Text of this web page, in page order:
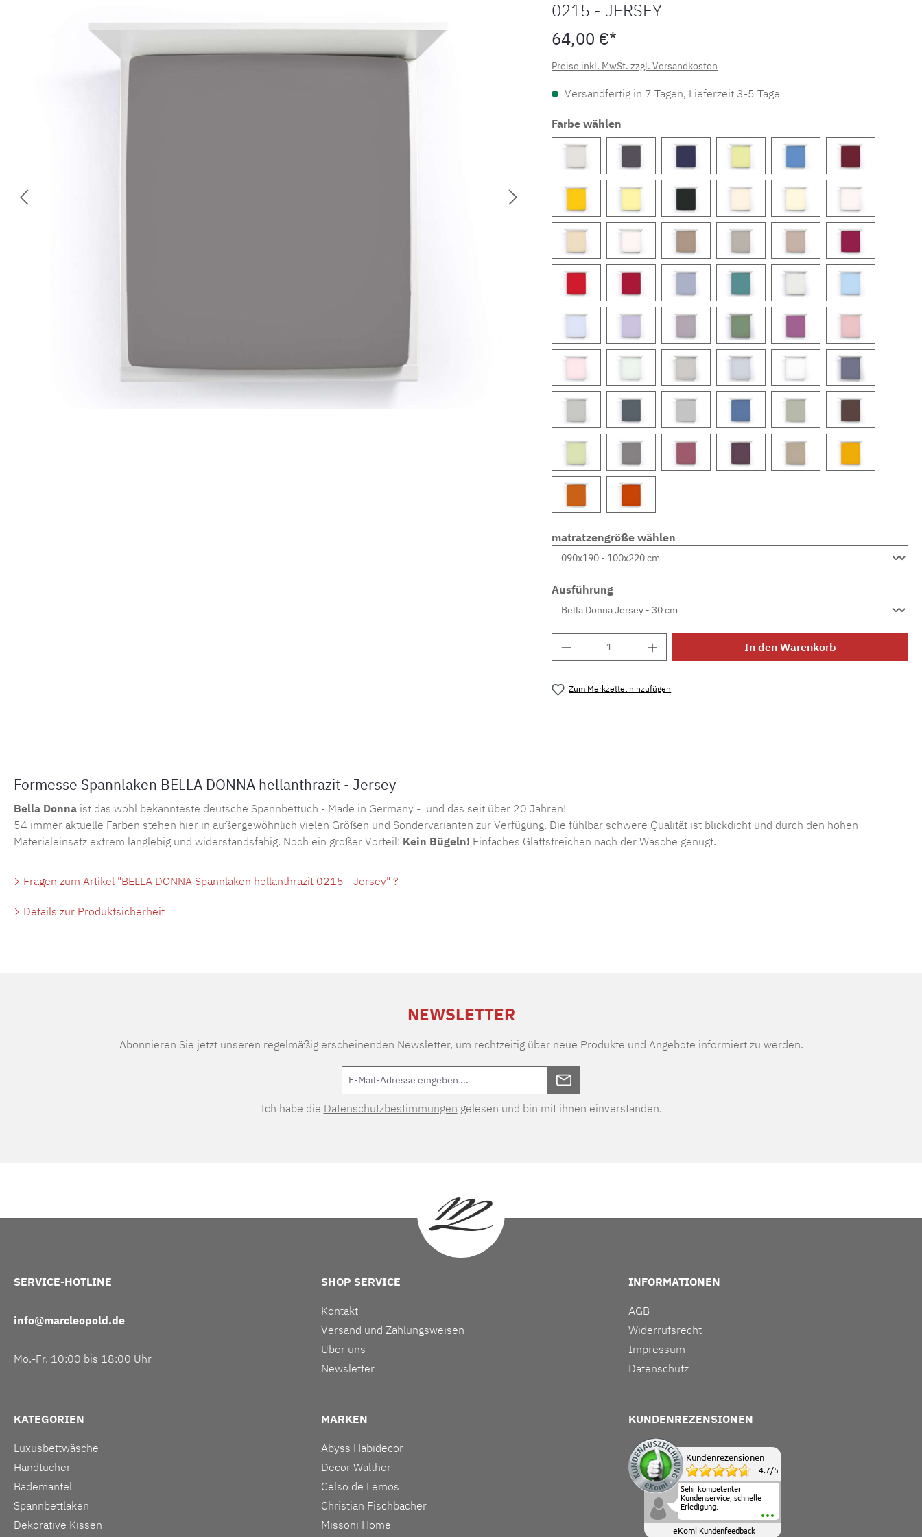
0215 - JERSEY
64,00 €*
Preise inkl. MwSt. zzgl. Versandkosten
Versandfertig in 7 Tagen, Lieferzeit 3-5 Tage
Farbe wählen
matratzengröße wählen
Ausführung
Produkt Anzahl: Gib den gewünschten Wert ein
In den Warenkorb
Zum Merkzettel hinzufügen
Formesse Spannlaken BELLA DONNA hellanthrazit - Jersey
Bella Donna ist das wohl bekannteste deutsche Spannbettuch - Made in Germany - und das seit über 20 Jahren!
54 immer aktuelle Farben stehen hier in außergewöhnlich vielen Größen und Sondervarianten zur Verfügung. Die fühlbar schwere Qualität ist blickdicht und durch den hohen
Materialeinsatz extrem langlebig und widerstandsfähig. Noch ein großer Vorteil: Kein Bügeln! Einfaches Glattstreichen nach der Wäsche genügt.
Fragen zum Artikel "BELLA DONNA Spannlaken hellanthrazit 0215 - Jersey" ?
Details zur Produktsicherheit
NEWSLETTER
Abonnieren Sie jetzt unseren regelmäßig erscheinenden Newsletter, um rechtzeitig über neue Produkte und Angebote informiert zu werden.
Ich habe die Datenschutzbestimmungen gelesen und bin mit ihnen einverstanden.
SERVICE-HOTLINE
info@marcleopold.de
Mo.-Fr. 10:00 bis 18:00 Uhr
SHOP SERVICE
Kontakt
Versand und Zahlungsweisen
Über uns
Newsletter
INFORMATIONEN
AGB
Widerrufsrecht
Impressum
Datenschutz
KATEGORIEN
Luxusbettwäsche
Handtücher
Bademäntel
Spannbettlaken
Dekorative Kissen
MARKEN
Abyss Habidecor
Decor Walther
Celso de Lemos
Christian Fischbacher
Missoni Home
KUNDENREZENSIONEN
Kundenrezensionen
4.7/5
Sehr kompetenter
Kundenservice, schnelle
Erledigung.
eKomi Kundenfeedback